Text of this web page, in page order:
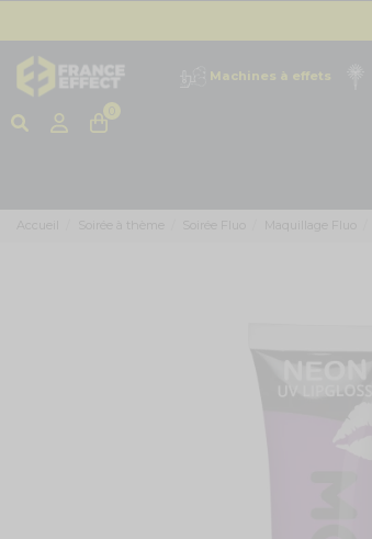
Machines à effets
Accueil Soirée à thème Maquillage Fluo